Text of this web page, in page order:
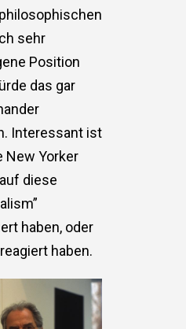
sehr
Position
das gar
Interessant ist
New Yorker
diese
haben, oder
haben.